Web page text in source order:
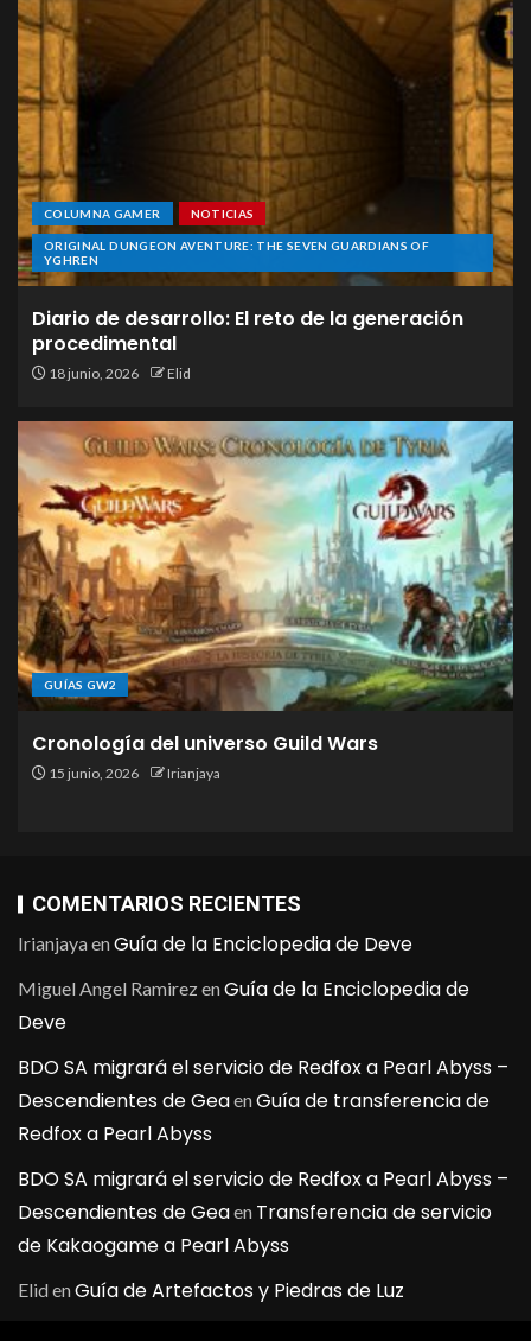
COLUMNA GAMER NOTICIAS
ORIGINAL DUNGEON AVENTURE: THE SEVEN GUARDIANS OF
YGHREN
Diario de desarrollo: El reto de la generación
procedimental
18 junio, 2026 Elid
GUÍAS GW2
Cronología del universo Guild Wars
15 junio, 2026 Irianjaya
COMENTARIOS RECIENTES
IrianjayaenGuía de la Enciclopedia de Deve
Miguel Angel RamirezenGuía de la Enciclopedia de
Deve
BDO SA migrará el servicio de Redfox a Pearl Abyss –
Descendientes de GeaenGuía de transferencia de
Redfox a Pearl Abyss
BDO SA migrará el servicio de Redfox a Pearl Abyss –
Descendientes de Geaen Transferencia de servicio
de Kakaogame a Pearl Abyss
ElidenGuía de Artefactos y Piedras de Luz